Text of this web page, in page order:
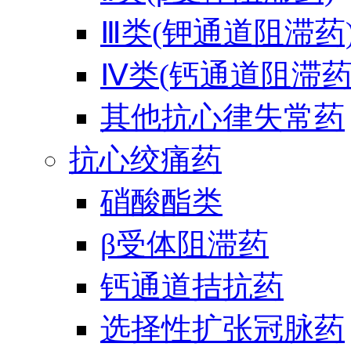
Ⅲ类(钾通道阻滞
Ⅳ类(钙通道阻滞
其他抗心律失常药
抗心绞痛药
硝酸酯类
β受体阻滞药
钙通道拮抗药
选择性扩张冠脉药